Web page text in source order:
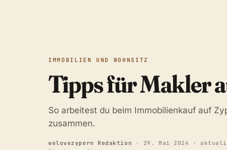
IMMOBILIEN UND WOHNSITZ
Tipps für Makler
So arbeitest du beim Immobilienkauf auf
zusammen.
welovezypern Redaktion · 29. Mai 2024 ·